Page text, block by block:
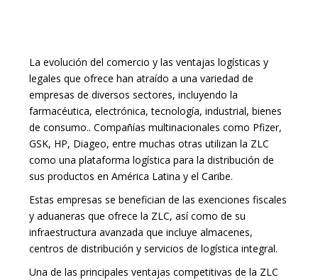
La evolución del comercio y las ventajas logísticas y
legales que ofrece han atraído a una variedad de
empresas de diversos sectores, incluyendo la
farmacéutica, electrónica, tecnología, industrial, bienes
de consumo.. Compañías multinacionales como Pfizer,
GSK, HP, Diageo, entre muchas otras utilizan la ZLC
como una plataforma logística para la distribución de
sus productos en América Latina y el Caribe.
Estas empresas se benefician de las exenciones fiscales
y aduaneras que ofrece la ZLC, así como de su
infraestructura avanzada que incluye almacenes,
centros de distribución y servicios de logística integral.
Una de las principales ventajas competitivas de la ZLC